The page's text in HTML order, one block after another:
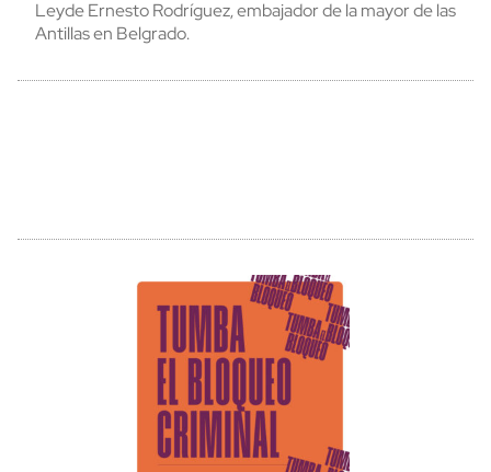
Leyde Ernesto Rodríguez, embajador de la mayor de las
Antillas en Belgrado.